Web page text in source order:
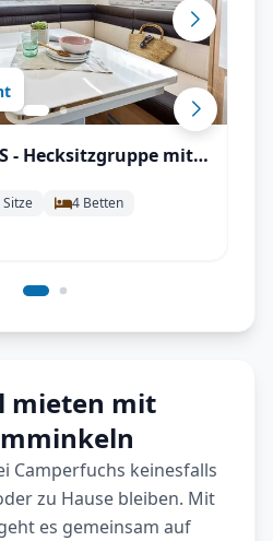
- Hecksitzgruppe mit
Sitze 4 Betten
mieten mit
Camperfuchs keinesfalls
zu Hause bleiben. Mit
es gemeinsam auf